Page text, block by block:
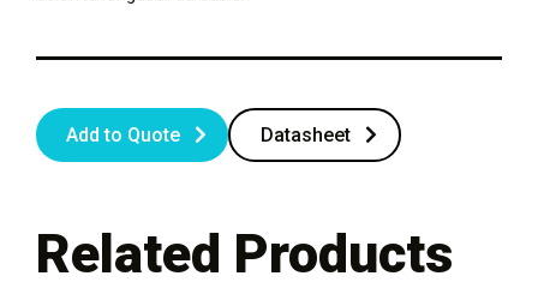
Add to Quote Datasheet
Related Products